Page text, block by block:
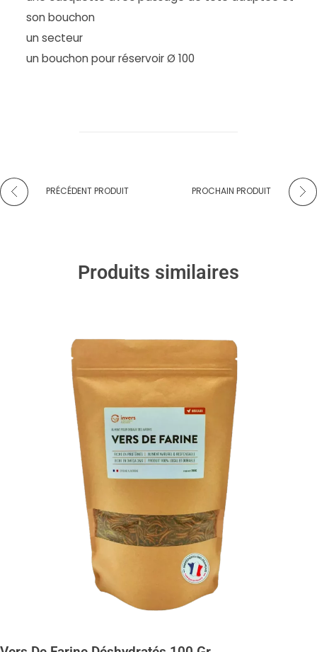
son bouchon
un secteur
un bouchon pour réservoir Ø 100
PRÉCÉDENT PRODUIT PROCHAIN PRODUIT
Produits similaires